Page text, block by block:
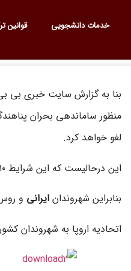
خدمات دانشجویی قوانین
بنا به گزارش سایت خبری بی
منظور ساماندهی بحران
لغو خواهد کرد.
این درحالیست که این شرایط ۱۰ میلیون توریستم را تحت تاثیر قرار خواهد داد .
بنابراین شهروندانایرانی و
اتحادیه اروپا به شهروندان